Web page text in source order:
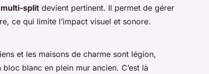
multi-split devient pertinent. Il permet de gérer
ce qui limite l’impact visuel et sonore.
et les maisons de charme sont légion,
blanc en plein mur ancien. C’est là